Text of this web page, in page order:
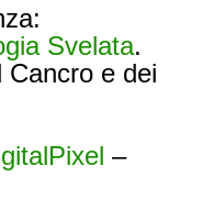
Svelata.
Cancro e dei
–